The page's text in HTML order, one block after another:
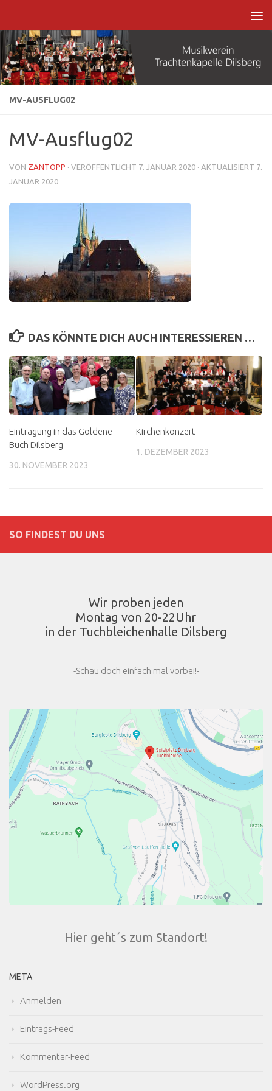
MV-AUSFLUG02
MV-Ausflug02
VON ZANTOPP · VERÖFFENTLICHT 7. JANUAR 2020 · AKTUALISIERT 7.
JANUAR 2020
DAS KÖNNTE DICH AUCH INTERESSIEREN …
Eintragung in das Goldene
Buch Dilsberg
30. NOVEMBER 2023
Kirchenkonzert
1. DEZEMBER 2023
SO FINDEST DU UNS
Wir proben jeden
Montag von 20-22Uhr
in der Tuchbleichenhalle Dilsberg
-Schau doch einfach mal vorbei!-
Hier geht´s zum Standort!
META
Anmelden
Eintrags-Feed
Kommentar-Feed
WordPress.org